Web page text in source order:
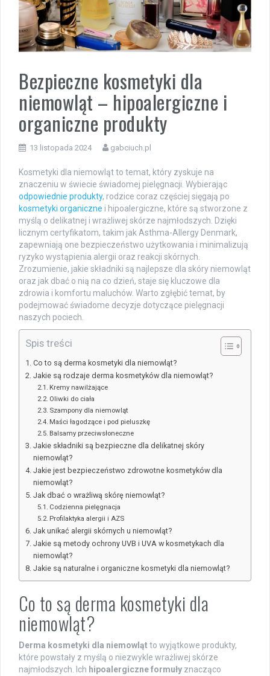
Bezpieczne kosmetyki dla
niemowląt – hipoalergiczne i
organiczne produkty
13 listopada 2024 gabciuch.pl
Kosmetyki dla niemowląt to temat, który zyskuje na
znaczeniu w świecie świadomej pielęgnacji. Wybierając
odpowiednie produkty, rodzice coraz częściej sięgają po
kosmetyki organiczne i hipoalergiczne, które są stworzone z
myślą o delikatnej i wrażliwej skórze najmłodszych. Dzięki
licznym certyfikatom, takim jak Asthma-Allergy Denmark,
zapewniają one bezpieczeństwo użytkowania i minimalizują
ryzyko wystąpienia alergii oraz reakcji skórnych.
Zrozumienie, jakie składniki są najlepsze dla skóry niemowląt
oraz jak dbać o nią na co dzień, staje się kluczowe dla
zdrowia i komfortu maluchów. Warto zgłębić temat, by
podejmować świadome decyzje dotyczące pielęgnacji
naszych pociech.
Spis treści
Co to są derma kosmetyki dla niemowląt?
Jakie są rodzaje derma kosmetyków dla niemowląt?
Kremy nawilżające
Oliwki do ciała
Szampony dla niemowląt
Maści łagodzące i pod pieluszkę
Balsamy przeciwsłoneczne
Jakie składniki są bezpieczne dla delikatnej skóry
niemowląt?
Jakie jest bezpieczeństwo zdrowotne kosmetyków dla
niemowląt?
Jak dbać o wrażliwą skórę niemowląt?
Codzienna pielęgnacja
Profilaktyka alergii i AZS
Jak unikać alergii skórnych u niemowląt?
Jakie są metody ochrony UVB i UVA w kosmetykach dla
niemowląt?
Jakie są naturalne i organiczne kosmetyki dla niemowląt?
Co to są derma kosmetyki dla
niemowląt?
Derma kosmetyki dla niemowlątto wyjątkowe produkty,
które powstały z myślą o niezwykle wrażliwej skórze
najmłodszych. Ich hipoalergiczne formuły znacząco